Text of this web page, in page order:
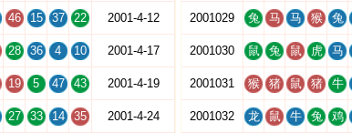
46 15 37 22 2001-4-12
28 36 4 10 2001-4-17
19 5 47 43 2001-4-19
27 33 14 35 2001-4-24
2001029 兔 马 马 猴 兔
2001030 鼠 兔 鼠 虎 马
2001031 猴 猪 鼠 猪 牛
2001032 龙 鼠 牛 兔 鸡